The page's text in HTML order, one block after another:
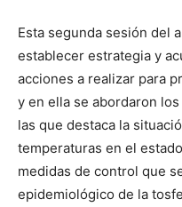
Esta segunda sesión del
establecer estrategia y
acciones a realizar para
y en ella se abordaron
las que destaca la
temperaturas en el
medidas de control que
epidemiológico de la